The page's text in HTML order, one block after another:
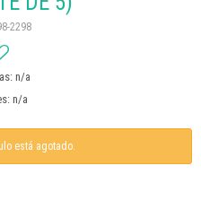
2298
n/a
n/a
está agotado.